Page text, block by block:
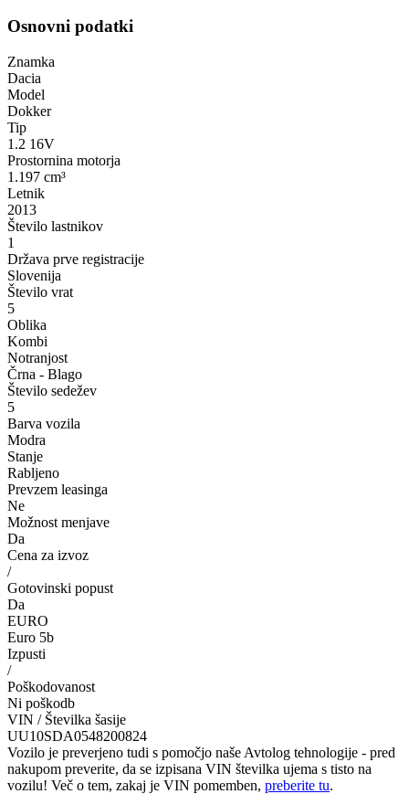
Osnovni podatki
Znamka
Dacia
Model
Dokker
Tip
1.2 16V
Prostornina motorja
1.197 cm³
Letnik
2013
Število lastnikov
1
Država prve registracije
Slovenija
Število vrat
5
Oblika
Kombi
Notranjost
Črna - Blago
Število sedežev
5
Barva vozila
Modra
Stanje
Rabljeno
Prevzem leasinga
Ne
Možnost menjave
Da
Cena za izvoz
/
Gotovinski popust
Da
EURO
Euro 5b
Izpusti
/
Poškodovanost
Ni poškodb
VIN / Številka šasije
UU10SDA0548200824
Vozilo je preverjeno tudi s pomočjo naše Avtolog tehnologije - pred
nakupom preverite, da se izpisana VIN številka ujema s tisto na
vozilu! Več o tem, zakaj je VIN pomemben, preberite tu.